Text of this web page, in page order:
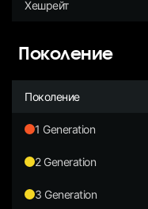
Хешрейт
Поколение
Поколение
1 Generation
2 Generation
3 Generation